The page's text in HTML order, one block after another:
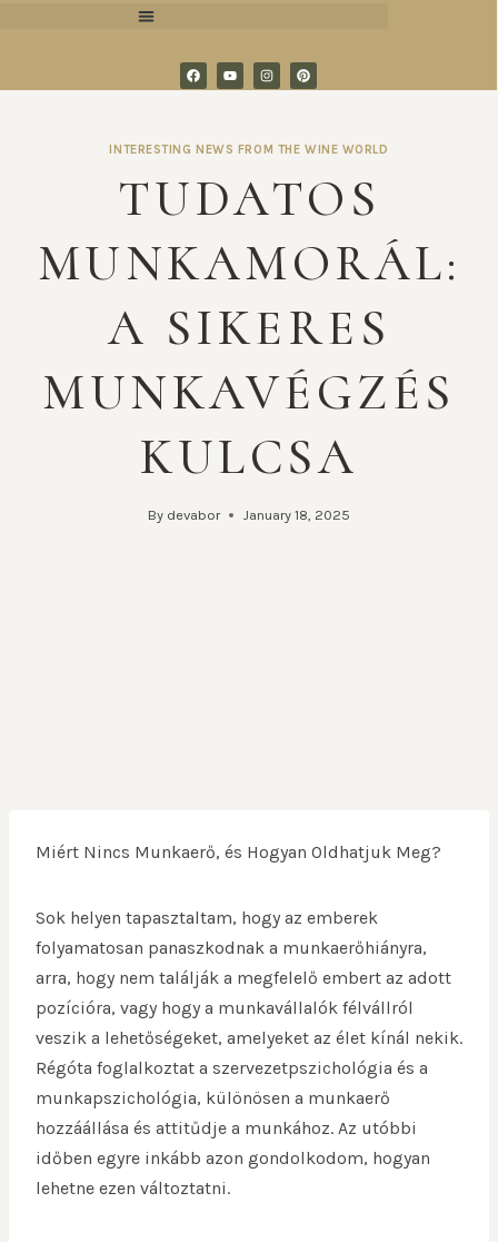
INTERESTING NEWS FROM THE WINE WORLD
TUDATOS
MUNKAMORÁL:
A SIKERES
MUNKAVÉGZÉS
KULCSA
By devabor January 18, 2025
Miért Nincs Munkaerő, és Hogyan Oldhatjuk Meg?
Sok helyen tapasztaltam, hogy az emberek
folyamatosan panaszkodnak a munkaerőhiányra,
arra, hogy nem találják a megfelelő embert az adott
pozícióra, vagy hogy a munkavállalók félvállról
veszik a lehetőségeket, amelyeket az élet kínál nekik.
Régóta foglalkoztat a szervezetpszichológia és a
munkapszichológia, különösen a munkaerő
hozzáállása és attitűdje a munkához. Az utóbbi
időben egyre inkább azon gondolkodom, hogyan
lehetne ezen változtatni.